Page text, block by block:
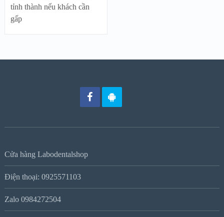
tỉnh thành nếu khách cần
gấp
Cửa hàng Labodentalshop
Điện thoại: 0925571103
Zalo 0984272504